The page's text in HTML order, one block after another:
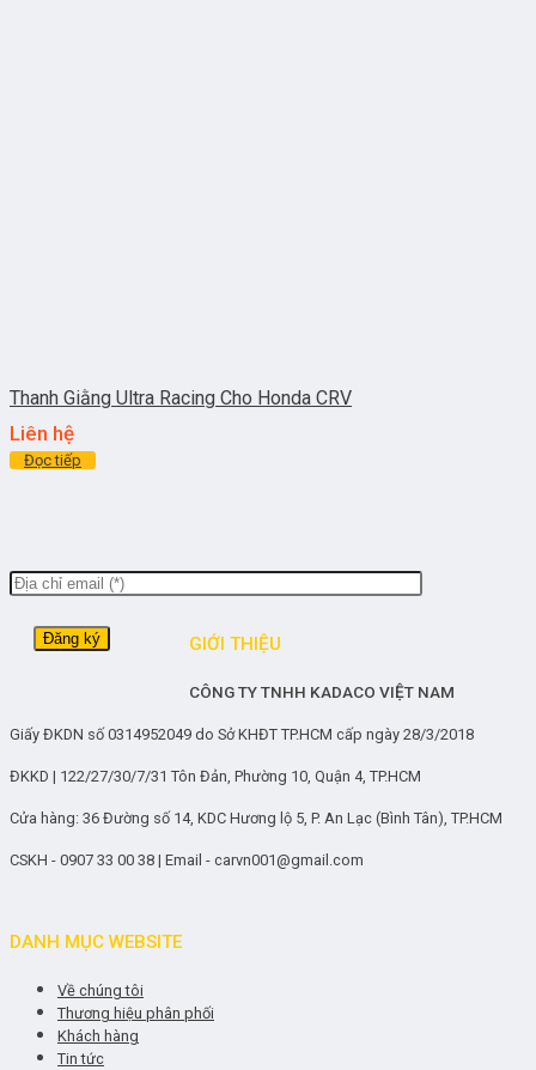
Thanh Giằng Ultra Racing Cho Honda CRV
Liên hệ
Đọc tiếp
GIỚI THIỆU
CÔNG TY TNHH KADACO VIỆT NAM
Giấy ĐKDN số 0314952049 do Sở KHĐT TP.HCM cấp ngày 28/3/2018
ĐKKD | 122/27/30/7/31 Tôn Đản, Phường 10, Quận 4, TP.HCM
Cửa hàng: 36 Đường số 14, KDC Hương lộ 5, P. An Lạc (Bình Tân), TP.HCM
CSKH - 0907 33 00 38 | Email - carvn001@gmail.com
DANH MỤC WEBSITE
Về chúng tôi
Thương hiệu phân phối
Khách hàng
Tin tức